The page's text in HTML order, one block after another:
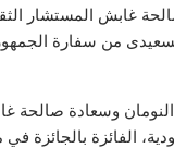
غابش المستشار
من سفارة
وسعادة صالحة
الفائزة بالجائزة